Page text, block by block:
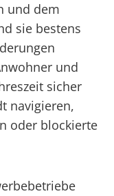
und dem
sie bestens
und
sicher
navigieren,
oder blockierte